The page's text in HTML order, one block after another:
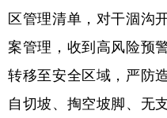
区管理清单，对干涸沟
案管理，收到高风险预
转移至安全区域，严防
自切坡、掏空坡脚、无